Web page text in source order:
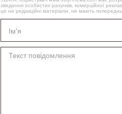
зведення особистих рахунків, комерційної
це не редакційні матеріали, не мають